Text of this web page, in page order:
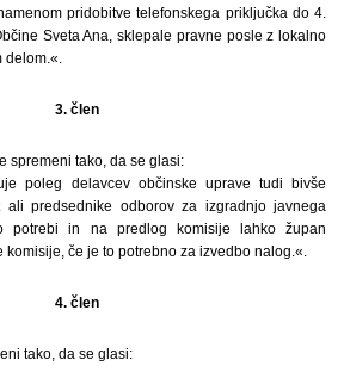
pridobitve telefonskega priključka do 4.
Sveta Ana, sklepale pravne posle z lokalno
3. člen
spremeni tako, da se glasi:
poleg delavcev občinske uprave tudi bivše
ali predsednike odborov za izgradnjo javnega
potrebi in na predlog komisije lahko župan
če je to potrebno za izvedbo nalog.«.
4. člen
tako, da se glasi: